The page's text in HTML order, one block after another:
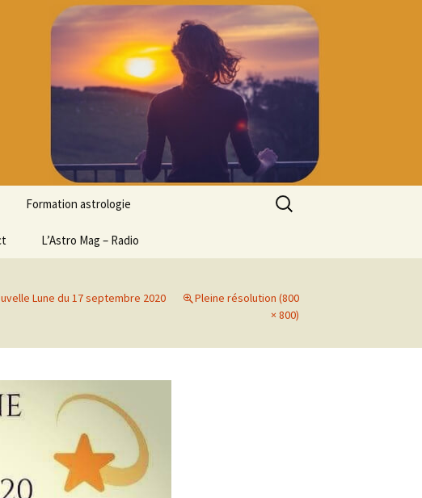
Formation astrologie
Initiation à l’ASTROLOGIE
Stage découverte
d’astrologie
Astrologie
L’Astro Mag – Radio
Rechercher :
Lune du 17 septembre 2020
Pleine résolution (800
× 800)